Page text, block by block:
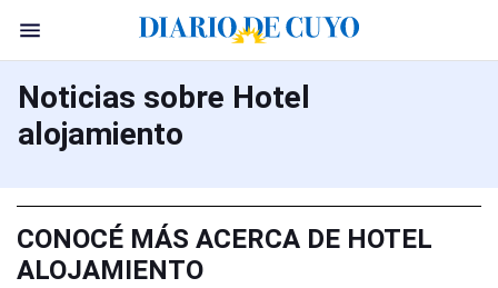
Noticias sobre Hotel
alojamiento
CONOCÉ MÁS ACERCA DE HOTEL
ALOJAMIENTO